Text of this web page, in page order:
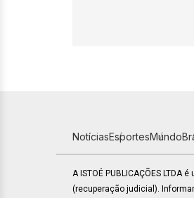
NotíciasEsportesMundo
A ISTOÉ PUBLICAÇÕES LTDA
(recuperação judicial).